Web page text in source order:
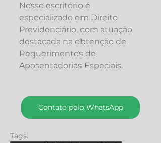
Nosso escritório é
especializado em Direito
Previdenciário, com atuação
destacada na obtenção de
Requerimentos de
Aposentadorias Especiais.
Contato pelo WhatsApp
Tags: